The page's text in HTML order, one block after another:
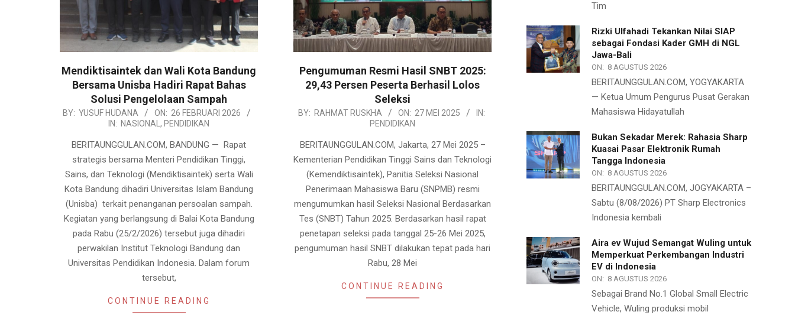
Mendiktisaintek dan Wali Kota Bandung
Bersama Unisba Hadiri Rapat Bahas
Solusi Pengelolaan Sampah
2026-
BY: YUSUF HUDANA ON: 26 FEBRUARI 2026
IN: NASIONAL, PENDIDIKAN
BERITAUNGGULAN.COM, BANDUNG — Rapat
strategis bersama Menteri Pendidikan Tinggi,
Sains, dan Teknologi (Mendiktisaintek) serta Wali
Kota Bandung dihadiri Universitas Islam Bandung
(Unisba) terkait penanganan persoalan sampah.
Kegiatan yang berlangsung di Balai Kota Bandung
pada Rabu (25/2/2026) tersebut juga dihadiri
perwakilan Institut Teknologi Bandung dan
Universitas Pendidikan Indonesia. Dalam forum
tersebut,
CONTINUE READING
Pengumuman Resmi Hasil SNBT 2025:
29,43 Persen Peserta Berhasil Lolos
Seleksi
2025-
27
BY: RAHMAT RUSKHA ON: 27 MEI 2025
IN:
PENDIDIKAN
BERITAUNGGULAN.COM, Jakarta, 27 Mei 2025 –
Kementerian Pendidikan Tinggi Sains dan Teknologi
(Kemendiktisaintek), Panitia Seleksi Nasional
Penerimaan Mahasiswa Baru (SNPMB) resmi
mengumumkan hasil Seleksi Nasional Berdasarkan
Tes (SNBT) Tahun 2025. Berdasarkan hasil rapat
penetapan seleksi pada tanggal 25-26 Mei 2025,
pengumuman hasil SNBT dilakukan tepat pada hari
Rabu, 28 Mei
CONTINUE READING
Tim
Rizki Ulfahadi Tekankan Nilai SIAP
sebagai Fondasi Kader GMH di NGL
Jawa-Bali
ON: 8 AGUSTUS 2026
BERITAUNGGULAN.COM, YOGYAKARTA
— Ketua Umum Pengurus Pusat Gerakan
Mahasiswa Hidayatullah
Bukan Sekadar Merek: Rahasia Sharp
Kuasai Pasar Elektronik Rumah
Tangga Indonesia
ON: 8 AGUSTUS 2026
BERITAUNGGULAN.COM, JOGYAKARTA –
Sabtu (8/08/2026) PT Sharp Electronics
Indonesia kembali
Aira ev Wujud Semangat Wuling untuk
Memperkuat Perkembangan Industri
EV di Indonesia
ON: 8 AGUSTUS 2026
Sebagai Brand No.1 Global Small Electric
Vehicle, Wuling produksi mobil